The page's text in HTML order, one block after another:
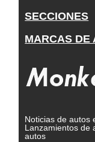
SECCIONES
MARCAS DE
Noticias de autos
Lanzamientos de
autos